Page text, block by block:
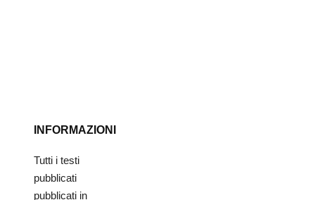
INFORMAZIONI
Tutti i testi
pubblicati
pubblicati in